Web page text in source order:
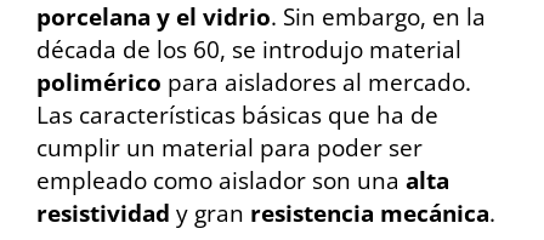
porcelana y el vidrio. Sin embargo, en la
década de los 60, se introdujo material
polimérico para aisladores al mercado.
Las características básicas que ha de
cumplir un material para poder ser
empleado como aislador son una alta
resistividad y gran resistencia mecánica.